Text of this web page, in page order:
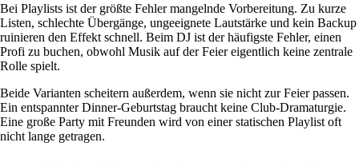
Bei Playlists ist der größte Fehler mangelnde Vorbereitung. Zu kurze
Listen, schlechte Übergänge, ungeeignete Lautstärke und kein Backup
ruinieren den Effekt schnell. Beim DJ ist der häufigste Fehler, einen
Profi zu buchen, obwohl Musik auf der Feier eigentlich keine zentrale
Rolle spielt.
Beide Varianten scheitern außerdem, wenn sie nicht zur Feier passen.
Ein entspannter Dinner-Geburtstag braucht keine Club-Dramaturgie.
Eine große Party mit Freunden wird von einer statischen Playlist oft
nicht lange getragen.